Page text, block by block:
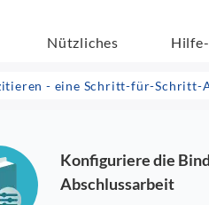
Nützliches
- eine Schritt-für-Schritt-
Konfiguriere die
Abschlussarbeit